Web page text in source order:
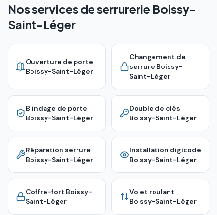
Nos services de serrurerie Boissy-
Saint-Léger
Ouverture de porte
Boissy-Saint-Léger
Changement de
serrure Boissy-
Saint-Léger
Blindage de porte
Boissy-Saint-Léger
Double de clés
Boissy-Saint-Léger
Réparation serrure
Boissy-Saint-Léger
Installation digicode
Boissy-Saint-Léger
Coffre-fort Boissy-
Saint-Léger
Volet roulant
Boissy-Saint-Léger